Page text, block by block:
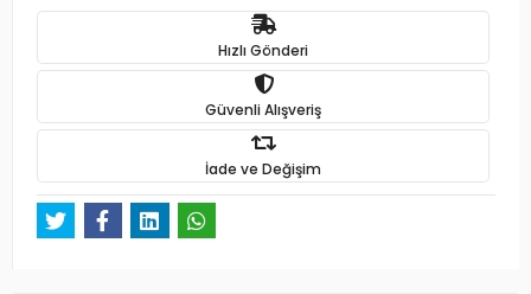
Hızlı Gönderi
Güvenli Alışveriş
İade ve Değişim